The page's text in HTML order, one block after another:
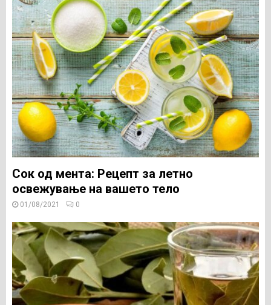
Сок од мента: Рецепт за летно
освежување на вашето тело
01/08/2021 0